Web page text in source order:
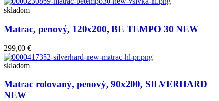
skladom
Matrac, penový, 120x200, BE TEMPO 30 NEW
299,00 €
skladom
Matrac rolovaný, penový, 90x200, SILVERHARD
NEW